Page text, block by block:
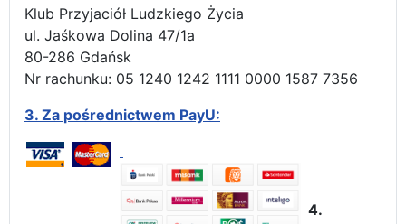
Klub Przyjaciół Ludzkiego Życia
ul. Jaśkowa Dolina 47/1a
80-286 Gdańsk
Nr rachunku: 05 1240 1242 1111 0000 1587 7356
3. Za pośrednictwem PayU:
4.